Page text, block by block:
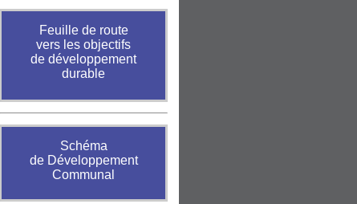
Feuille de route
vers les objectifs
de développement
durable
Schéma
de Développement
Communal